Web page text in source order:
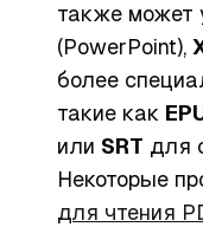
также может
(PowerPoint),
более
такие как
или SRT для
Некоторые
для чтения